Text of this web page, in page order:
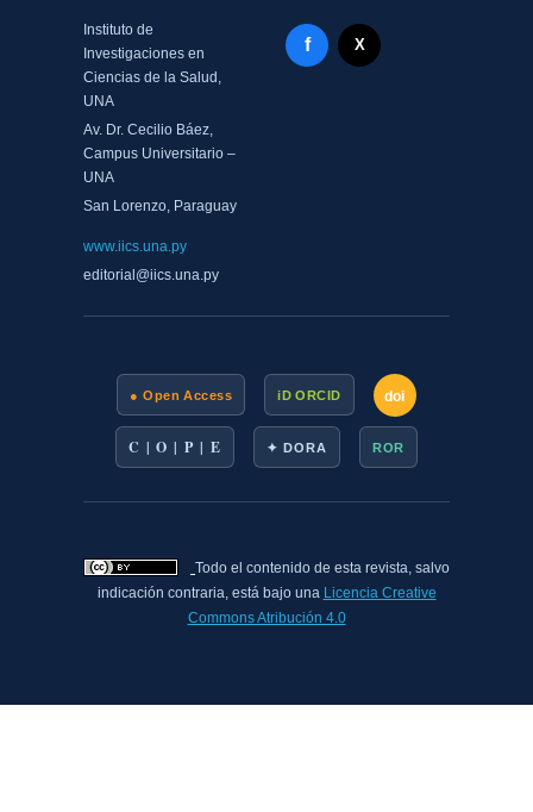
Instituto de
Investigaciones en
Ciencias de la Salud,
UNA
Av. Dr. Cecilio Báez,
Campus Universitario –
UNA
San Lorenzo, Paraguay
www.iics.una.py
editorial@iics.una.py
Facebook - Memorias del
f X Twitter - MIICS UNA
X
● Open Access iD ORCID doi
C | O | P | E ✦ DORA ROR
Todo el contenido de esta revista, salvo
indicación contraria, está bajo una Licencia Creative
Commons Atribución 4.0